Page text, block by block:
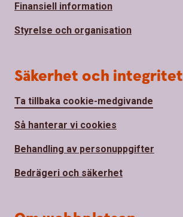
Finansiell information
Styrelse och organisation
Säkerhet och integritet
Ta tillbaka cookie-medgivande
Så hanterar vi cookies
Behandling av personuppgifter
Bedrägeri och säkerhet